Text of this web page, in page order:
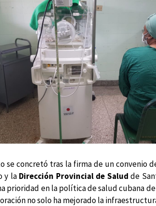
se concretó tras la firma de un convenio
y la Dirección Provincial de Salud de
prioridad en la política de salud cubana
no solo ha mejorado la